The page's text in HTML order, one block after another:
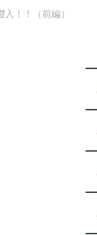
！！（前編）